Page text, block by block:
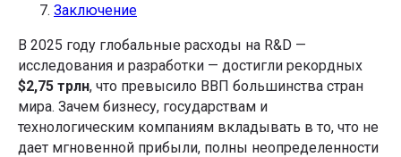
Заключение
В 2025 году глобальные расходы на R&D —
исследования и разработки — достигли рекордных
$2,75 трлн, что превысило ВВП большинства стран
мира. Зачем бизнесу, государствам и
технологическим компаниям вкладывать в то, что не
дает мгновенной прибыли, полны неопределенности